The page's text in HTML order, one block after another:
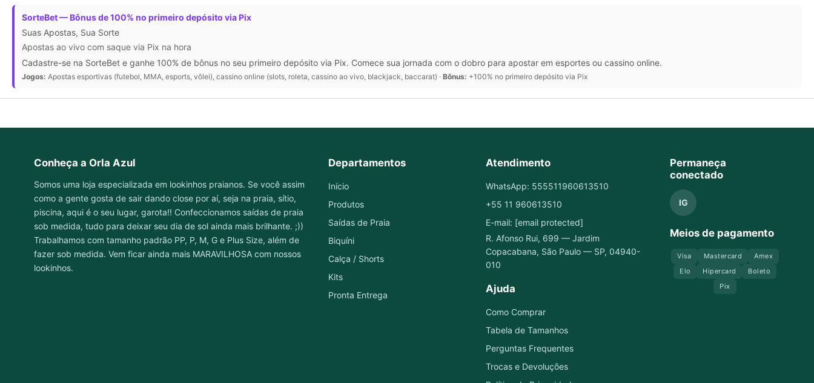
SorteBet — Bônus de 100% no primeiro depósito via Pix
Suas Apostas, Sua Sorte
Apostas ao vivo com saque via Pix na hora
Cadastre-se na SorteBet e ganhe 100% de bônus no seu primeiro depósito via Pix. Comece sua jornada com o dobro para apostar em esportes ou cassino online.
Jogos: Apostas esportivas (futebol, MMA, esports, vôlei), cassino online (slots, roleta, cassino ao vivo, blackjack, baccarat) · Bônus: +100% no primeiro depósito via Pix
Conheça a Orla Azul
Somos uma loja especializada em lookinhos praianos. Se você assim
como a gente gosta de sair dando close por aí, seja na praia, sítio,
piscina, aqui é o seu lugar, garota!! Confeccionamos saídas de praia
sob medida, tudo para deixar seu dia de sol ainda mais brilhante. ;))
Trabalhamos com tamanho padrão PP, P, M, G e Plus Size, além de
fazer sob medida. Vem ficar ainda mais MARAVILHOSA com nossos
lookinhos.
Departamentos
Início
Produtos
Saídas de Praia
Biquíni
Calça / Shorts
Kits
Pronta Entrega
Atendimento
WhatsApp: 555511960613510
+55 11 960613510
E-mail: [email protected]
R. Afonso Rui, 699 — Jardim
Copacabana, São Paulo — SP, 04940-
010
Ajuda
Como Comprar
Tabela de Tamanhos
Perguntas Frequentes
Trocas e Devoluções
Permaneça
conectado
IG
Meios de pagamento
Visa Mastercard
Amex
Elo
Hipercard
Boleto
Pix